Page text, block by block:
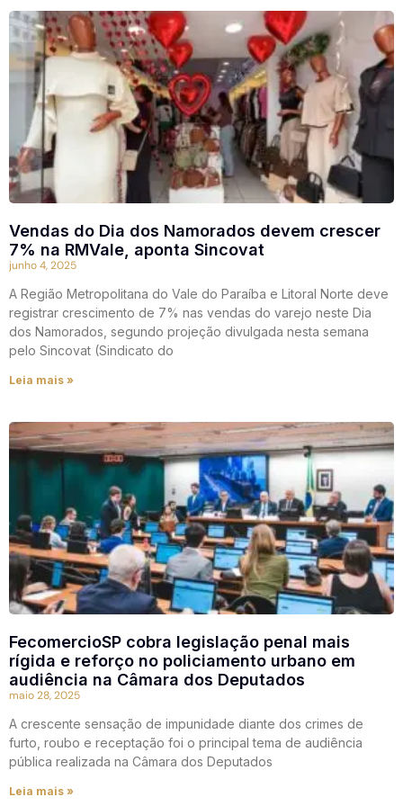
Vendas do Dia dos Namorados devem crescer
7% na RMVale, aponta Sincovat
junho 4, 2025
A Região Metropolitana do Vale do Paraíba e Litoral Norte deve
registrar crescimento de 7% nas vendas do varejo neste Dia
dos Namorados, segundo projeção divulgada nesta semana
pelo Sincovat (Sindicato do
Leia mais »
FecomercioSP cobra legislação penal mais
rígida e reforço no policiamento urbano em
audiência na Câmara dos Deputados
maio 28, 2025
A crescente sensação de impunidade diante dos crimes de
furto, roubo e receptação foi o principal tema de audiência
pública realizada na Câmara dos Deputados
Leia mais »